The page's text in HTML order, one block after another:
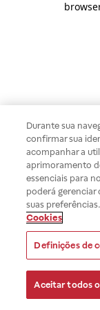
Durante sua
confirmar sua
acompanhar a
aprimoramento
essenciais para
poderá gerenciar
suas preferências.
Cookies
Definições de
Aceitar todos